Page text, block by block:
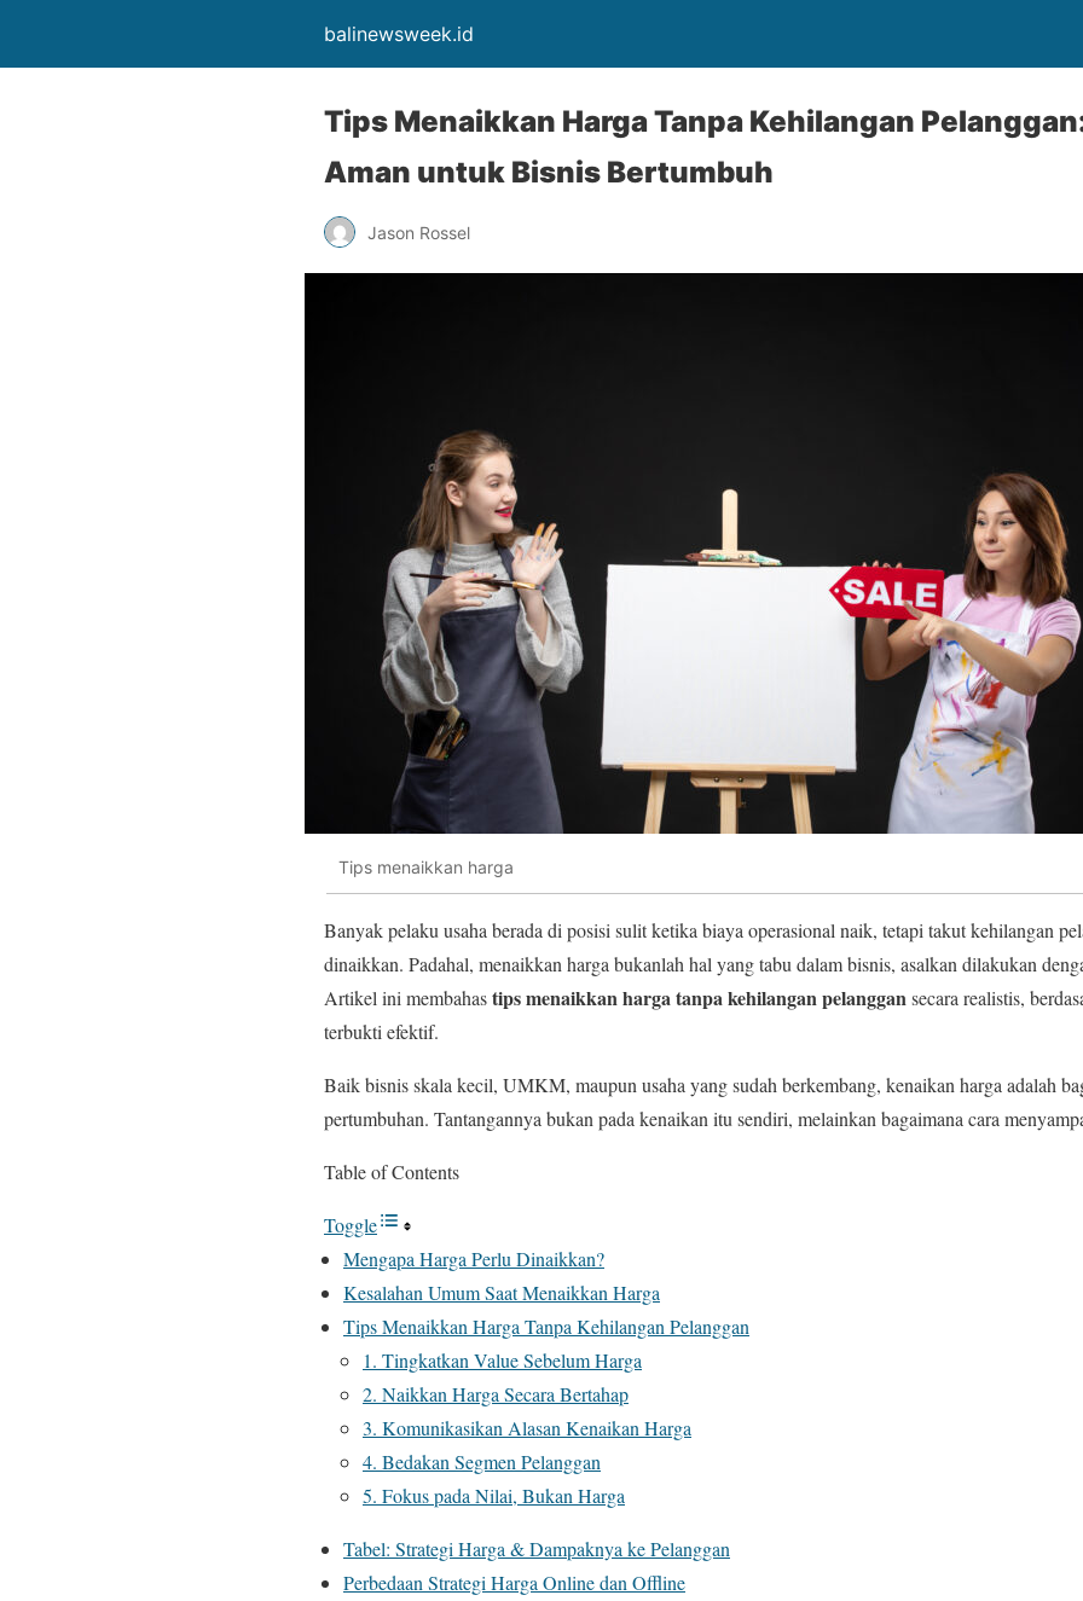
balinewsweek.id
Tips Menaikkan Harga Tanpa Kehilangan
Aman untuk Bisnis Bertumbuh
Jason Rossel
Tips menaikkan harga
Banyak pelaku usaha berada di posisi sulit ketika biaya operasional naik, tetapi takut kehilangan
dinaikkan. Padahal, menaikkan harga bukanlah hal yang tabu dalam bisnis, asalkan dilakukan
Artikel ini membahastips menaikkan harga tanpa kehilangan pelanggansecara realistis,
terbukti efektif.
Baik bisnis skala kecil, UMKM, maupun usaha yang sudah berkembang, kenaikan harga adalah
pertumbuhan. Tantangannya bukan pada kenaikan itu sendiri, melainkan bagaimana cara
Table of Contents
Toggle
Mengapa Harga Perlu Dinaikkan?
Kesalahan Umum Saat Menaikkan Harga
Tips Menaikkan Harga Tanpa Kehilangan Pelanggan
1. Tingkatkan Value Sebelum Harga
2. Naikkan Harga Secara Bertahap
3. Komunikasikan Alasan Kenaikan Harga
4. Bedakan Segmen Pelanggan
5. Fokus pada Nilai, Bukan Harga
Tabel: Strategi Harga & Dampaknya ke Pelanggan
Perbedaan Strategi Harga Online dan Offline